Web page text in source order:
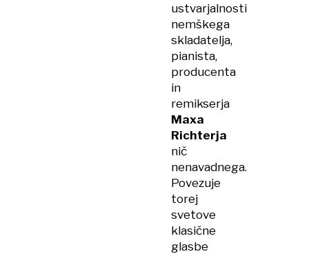
ustvarjalnosti
nemškega
skladatelja,
pianista,
producenta
in
remikserja
Maxa
Richterja
nič
nenavadnega.
Povezuje
torej
svetove
klasične
glasbe